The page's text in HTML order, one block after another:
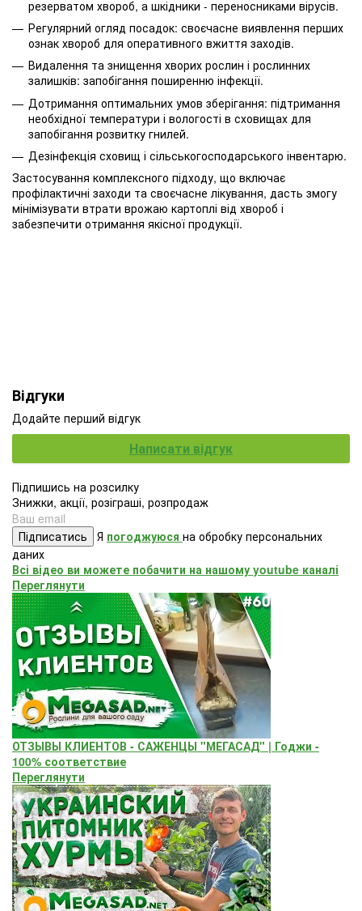
резерватом хвороб, а шкідники - переносниками вірусів.
Регулярний огляд посадок: своєчасне виявлення перших
ознак хвороб для оперативного вжиття заходів.
Видалення та знищення хворих рослин і рослинних
залишків: запобігання поширенню інфекції.
Дотримання оптимальних умов зберігання: підтримання
необхідної температури і вологості в сховищах для
запобігання розвитку гнилей.
Дезінфекція сховищ і сільськогосподарського інвентарю.
Застосування комплексного підходу, що включає
профілактичні заходи та своєчасне лікування, дасть змогу
мінімізувати втрати врожаю картоплі від хвороб і
забезпечити отримання якісної продукції.
Відгуки
Додайте перший відгук
Написати відгук
Підпишись на розсилку
Знижки, акції, розіграші, розпродаж
Підписатись Я погоджуюся на обробку персональних
даних
Всі відео ви можете побачити на нашому youtube каналі
Переглянути
ОТЗЫВЫ КЛИЕНТОВ - САЖЕНЦЫ "МЕГАСАД" | Годжи -
100% соответствие
Переглянути